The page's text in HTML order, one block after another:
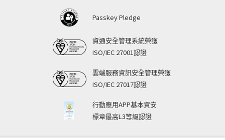
Passkey Pledge
資通安全管理系統榮獲
ISO/IEC 27001認證
雲端服務資訊安全管理榮獲
ISO/IEC 27017認證
行動應用APP基本資安
標章最高L3等級認證